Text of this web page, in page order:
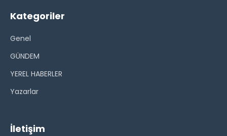
Kategoriler
Genel
GÜNDEM
YEREL HABERLER
Yazarlar
İletişim